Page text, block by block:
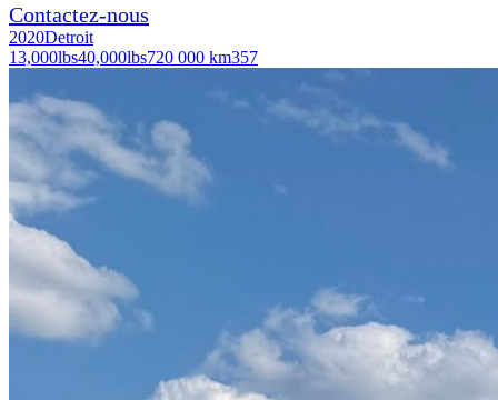
Contactez-nous
2020Detroit
13,000lbs40,000lbs720 000 km357